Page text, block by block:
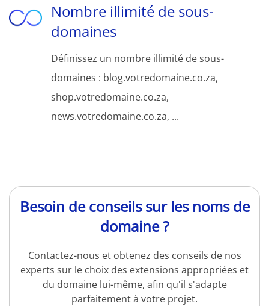
Nombre illimité de sous-
domaines
Définissez un nombre illimité de sous-
domaines : blog.votredomaine.co.za,
shop.votredomaine.co.za,
news.votredomaine.co.za, ...
Besoin de conseils sur les noms de
domaine ?
Contactez-nous et obtenez des conseils de nos
experts sur le choix des extensions appropriées et
du domaine lui-même, afin qu'il s'adapte
parfaitement à votre projet.